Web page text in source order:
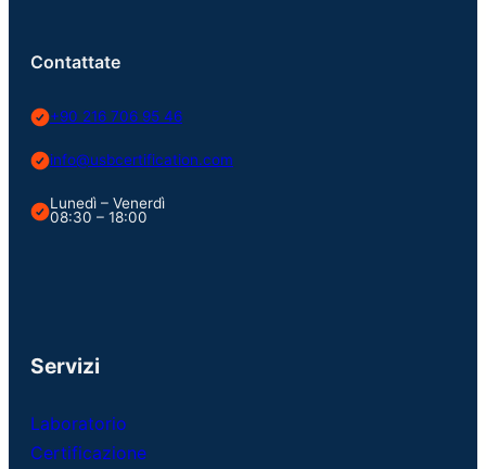
Contattate
+90 216 706 95 46
info@usbcertification.com
Lunedì – Venerdì
08:30 – 18:00
Servizi
Laboratorio
Certificazione